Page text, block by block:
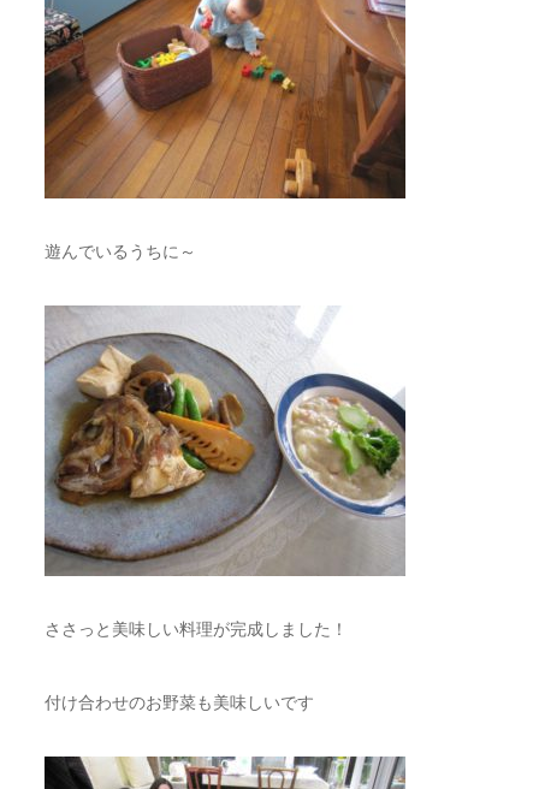
遊んでいるうちに～
ささっと美味しい料理が完成しました！
付け合わせのお野菜も美味しいです